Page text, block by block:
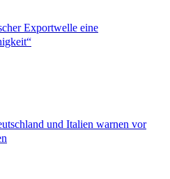
Exportwelle eine
und Italien warnen vor